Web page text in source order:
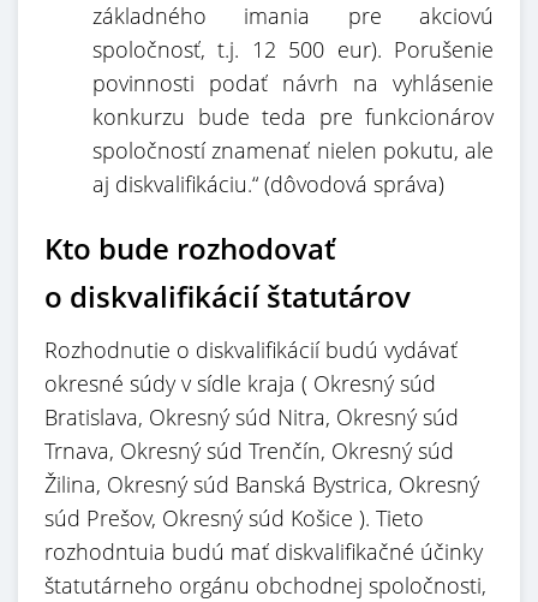
základného imania pre akciovú
spoločnosť, t.j. 12 500 eur). Porušenie
povinnosti podať návrh na vyhlásenie
konkurzu bude teda pre funkcionárov
spoločností znamenať nielen pokutu, ale
aj diskvalifikáciu.“ (dôvodová správa)
Kto bude rozhodovať
o diskvalifikácií štatutárov
Rozhodnutie o diskvalifikácií budú vydávať
okresné súdy v sídle kraja ( Okresný súd
Bratislava, Okresný súd Nitra, Okresný súd
Trnava, Okresný súd Trenčín, Okresný súd
Žilina, Okresný súd Banská Bystrica, Okresný
súd Prešov, Okresný súd Košice ). Tieto
rozhodntuia budú mať diskvalifikačné účinky
štatutárneho orgánu obchodnej spoločnosti,